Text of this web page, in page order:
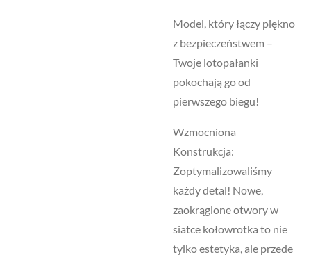
Model, który łączy piękno
z bezpieczeństwem –
Twoje lotopałanki
pokochają go od
pierwszego biegu!
Wzmocniona
Konstrukcja:
Zoptymalizowaliśmy
każdy detal! Nowe,
zaokrąglone otwory w
siatce kołowrotka to nie
tylko estetyka, ale przede